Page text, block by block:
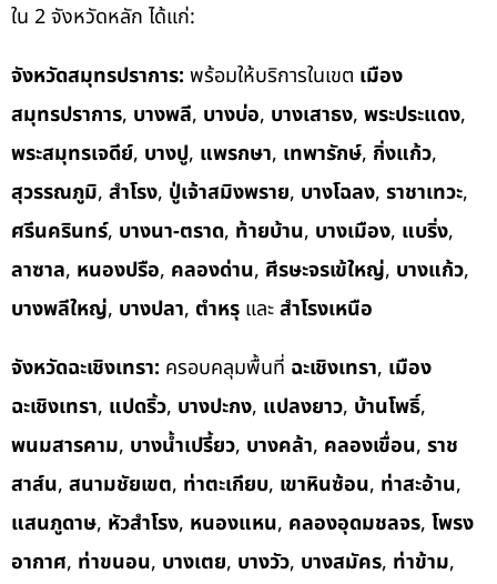
ใน 2 จังหวัดหลัก ได้แก่:
จังหวัดสมุทรปราการ: พร้อมให้บริการในเขต เมือง
สมุทรปราการ, บางพลี, บางบ่อ, บางเสาธง, พระประแดง,
พระสมุทรเจดีย์, บางปู, แพรกษา, เทพารักษ์, กิ่งแก้ว,
สุวรรณภูมิ, สำโรง, ปู่เจ้าสมิงพราย, บางโฉลง, ราชาเทวะ,
ศรีนครินทร์, บางนา-ตราด, ท้ายบ้าน, บางเมือง, แบริ่ง,
ลาซาล, หนองปรือ, คลองด่าน, ศีรษะจรเข้ใหญ่, บางแก้ว,
บางพลีใหญ่, บางปลา, ตำหรุ และสำโรงเหนือ
จังหวัดฉะเชิงเทรา: ครอบคลุมพื้นที่ ฉะเชิงเทรา, เมือง
ฉะเชิงเทรา, แปดริ้ว, บางปะกง, แปลงยาว, บ้านโพธิ์,
พนมสารคาม, บางน้ำเปรี้ยว, บางคล้า, คลองเขื่อน, ราช
สาส์น, สนามชัยเขต, ท่าตะเกียบ, เขาหินซ้อน, ท่าสะอ้าน,
แสนภูดาษ, หัวสำโรง, หนองแหน, คลองอุดมชลจร, โพรง
อากาศ, ท่าขนอน, บางเตย, บางวัว, บางสมัคร, ท่าข้าม,